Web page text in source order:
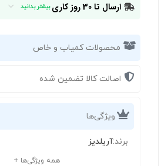
ارسال تا 30 روز کاری بیشتر بدانید
محصولات کمیاب و خاص
اصالت کالا تضمین شده
ویژگی‌ها
برند:آریلدیز
همه ویژگی‌ها +